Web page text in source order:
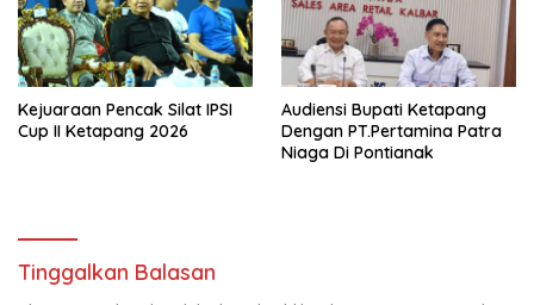
Kejuaraan Pencak Silat IPSI
Cup II Ketapang 2026
Audiensi Bupati Ketapang
Dengan PT.Pertamina Patra
Niaga Di Pontianak
Tinggalkan Balasan